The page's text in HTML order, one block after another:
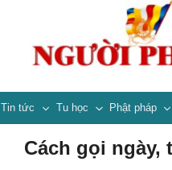
Tin tức Tu học Phật pháp
Cách gọi